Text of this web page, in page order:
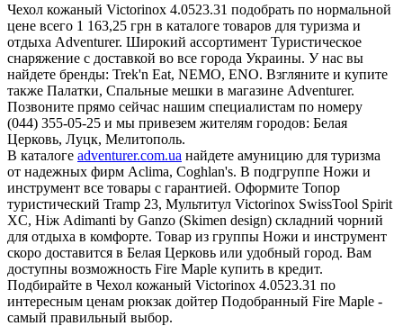
Чехол кожаный Victorinox 4.0523.31 подобрать по нормальной
цене всего 1 163,25 грн в каталоге товаров для туризма и
отдыха Adventurer. Широкий ассортимент Туристическое
снаряжение с доставкой во все города Украины. У нас вы
найдете бренды: Trek'n Eat, NEMO, ENO. Взгляните и купите
также Палатки, Спальные мешки в магазине Adventurer.
Позвоните прямо сейчас нашим специалистам по номеру
(044) 355-05-25 и мы привезем жителям городов: Белая
Церковь, Луцк, Мелитополь.
В каталоге adventurer.com.ua найдете амуницию для туризма
от надежных фирм Aclima, Coghlan's. В подгруппе Ножи и
инструмент все товары с гарантией. Оформите Топор
туристический Tramp 23, Мультитул Victorinox SwissTool Spirit
XC, Нiж Adimanti by Ganzo (Skimen design) складний чорний
для отдыха в комфорте. Товар из группы Ножи и инструмент
скоро доставится в Белая Церковь или удобный город. Вам
доступны возможность Fire Maple купить в кредит.
Подбирайте в Чехол кожаный Victorinox 4.0523.31 по
интересным ценам рюкзак дойтер Подобранный Fire Maple -
самый правильный выбор.